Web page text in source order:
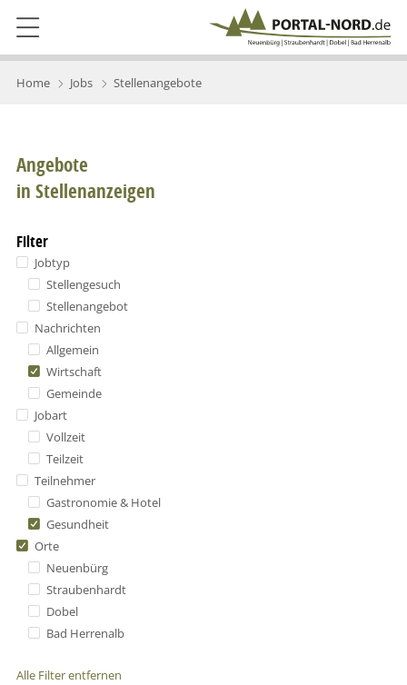
Home Jobs Stellenangebote
Angebote
in Stellenanzeigen
Filter
Jobtyp
Stellengesuch
Stellenangebot
Nachrichten
Allgemein
Wirtschaft
Gemeinde
Jobart
Vollzeit
Teilzeit
Teilnehmer
Gastronomie & Hotel
Gesundheit
Orte
Neuenbürg
Straubenhardt
Dobel
Bad Herrenalb
Alle Filter entfernen